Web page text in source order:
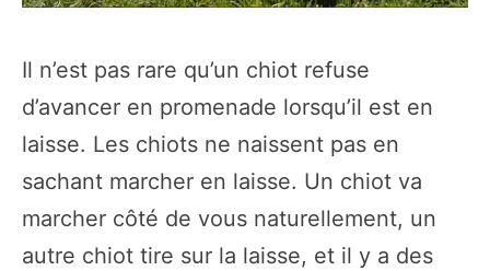
Il n’est pas rare qu’un chiot refuse
d’avancer en promenade lorsqu’il est en
laisse. Les chiots ne naissent pas en
sachant marcher en laisse. Un chiot va
marcher côté de vous naturellement, un
autre chiot tire sur la laisse, et il y a des